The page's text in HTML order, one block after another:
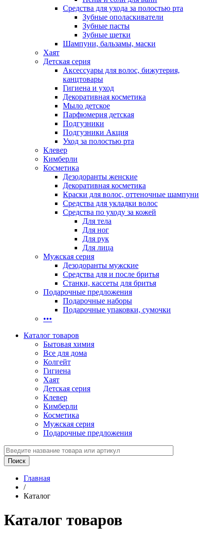
Средства для ухода за полостью рта
Зубные ополаскиватели
Зубные пасты
Зубные щетки
Шампуни, бальзамы, маски
Хаят
Детская серия
Аксессуары для волос, бижутерия,
канцтовары
Гигиена и уход
Декоративная косметика
Мыло детское
Парфюмерия детская
Подгузники
Подгузники Акция
Уход за полостью рта
Клевер
Кимберли
Косметика
Дезодоранты женские
Декоративная косметика
Краски для волос, оттеночные шампуни
Средства для укладки волос
Средства по уходу за кожей
Для тела
Для ног
Для рук
Для лица
Мужская серия
Дезодоранты мужские
Средства для и после бритья
Станки, кассеты для бритья
Подарочные предложения
Подарочные наборы
Подарочные упаковки, сумочки
•••
Каталог товаров
Бытовая химия
Все для дома
Колгейт
Гигиена
Хаят
Детская серия
Клевер
Кимберли
Косметика
Мужская серия
Подарочные предложения
Главная
/
Каталог
Каталог товаров